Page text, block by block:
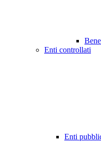
Enti controllati
Enti